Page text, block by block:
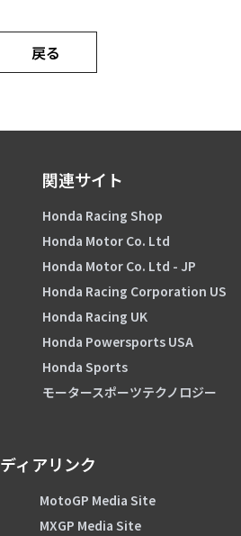
戻る
関連サイト
Honda Racing Shop
Honda Motor Co. Ltd
Honda Motor Co. Ltd - JP
Honda Racing Corporation US
Honda Racing UK
Honda Powersports USA
Honda Sports
モータースポーツテクノロジー
ィアリンク
MotoGP Media Site
MXGP Media Site